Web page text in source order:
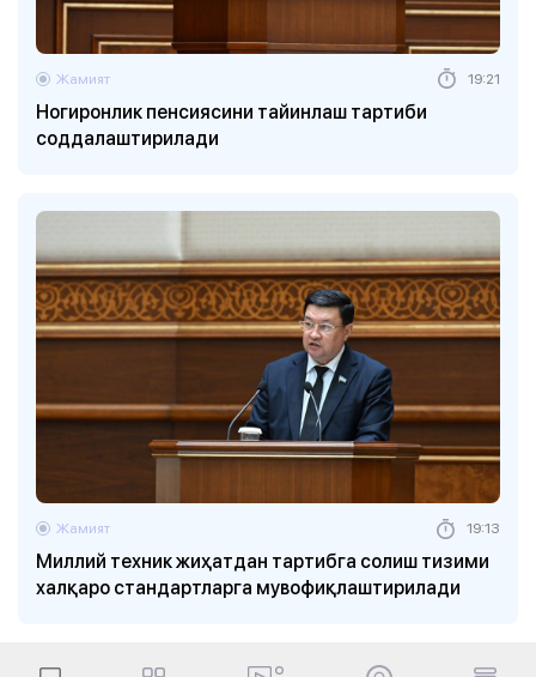
Ногиронлик пенсиясини тайинлаш тартиби
соддалаштирилади
Жамият 19:21
Миллий техник жиҳатдан тартибга солиш тизими
халқаро стандартларга мувофиқлаштирилади
Жамият 19:13